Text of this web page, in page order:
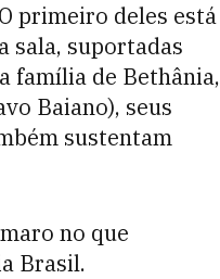
primeiro deles está
sala, suportadas
família de Bethânia,
Baiano), seus
sustentam
no que
Brasil.